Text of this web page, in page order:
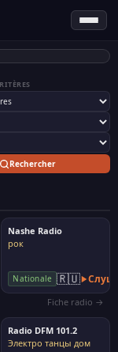
Rechercher
Nashe Radio
рок
Nationale 🇷🇺
Fiche radio →
Radio DFM 101.2
Электро танцы дом